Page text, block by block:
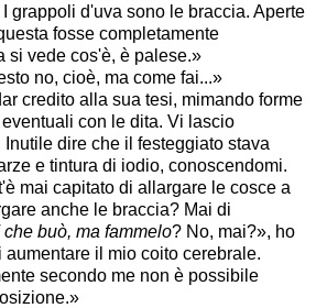
grappoli d'uva sono le braccia. Aperte
fosse completamente
si vede cos'è, è palese.»
no, cioè, ma come fai...»
credito alla sua tesi, mimando forme
con le dita. Vi lascio
dire che il festeggiato stava
e tintura di iodio, conoscendomi.
mai capitato di allargare le cosce a
anche le braccia? Mai di
buò, ma fammelo? No, mai?», ho
il mio coito cerebrale.
secondo me non è possibile